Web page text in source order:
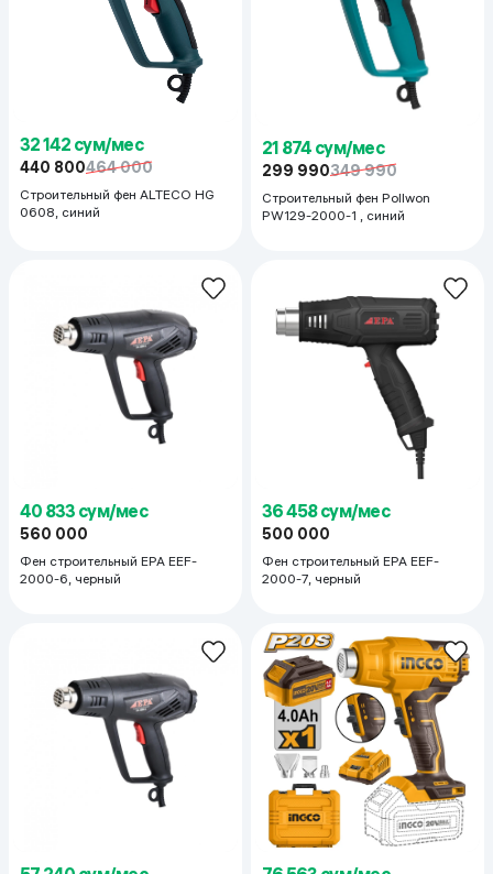
32 142 сум/мес
440 800464 000
Строительный фен ALTECO HG
0608, синий
21 874 сум/мес
299 990349 990
Строительный фен Pollwon
PW129-2000-1 , синий
40 833 сум/мес
560 000
Фен строительный EPA EEF-
2000-6, черный
36 458 сум/мес
500 000
Фен строительный EPA EEF-
2000-7, черный